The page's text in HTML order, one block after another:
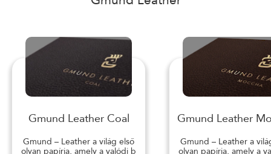
Gmund Leather Coal
Gmund – Leather a világ első
olyan papírja, amely a valódi b
Gmund Leather
Gmund – Leather a
olyan papírja, amely a